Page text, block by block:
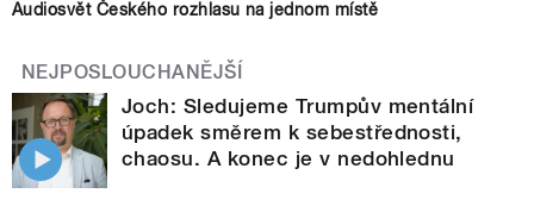
Audiosvět Českého rozhlasu na jednom místě
NEJPOSLOUCHANĚJŠÍ
Joch: Sledujeme Trumpův mentální
úpadek směrem k sebestřednosti,
chaosu. A konec je v nedohlednu